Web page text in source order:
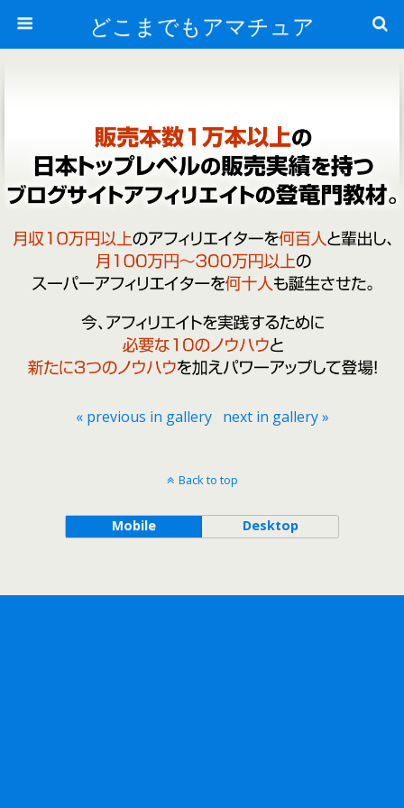
どこまでもアマチュア
« previous in gallery next in gallery »
Back to top
Mobile Desktop